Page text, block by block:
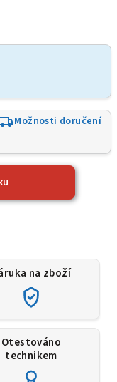
Možnosti doručení
na zboží
Otestováno
technikem